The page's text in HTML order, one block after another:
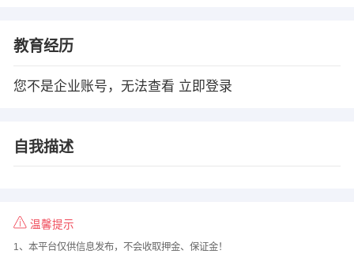
教育经历
您不是企业账号，无法查看 立即登录
自我描述
温馨提示
1、本平台仅供信息发布，不会收取押金、保证金！